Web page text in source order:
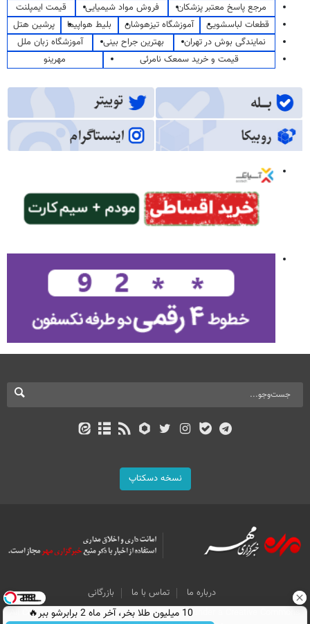
مرجع پاسخ معتبر پزشکان
فروش مواد شیمیایی
قیمت ایمپلنت
قطعات لباسشویی
آموزشگاه تیزهوشان بلیط هواپیما
پرشین هتل
نمایندگی بوش در تهران
بهترین جراح بینی
آموزشگاه زبان ملل
قیمت و خرید سمعک نامرئی
مهرینو
نسخه دسکتاپ
درباره ما تماس با ما
بازرگانی
All Content by Mehr News Agency is licensed under a Creative Commons
10 میلیون طلا بخر، آخر ماه 2 برابرشو ببر🔥